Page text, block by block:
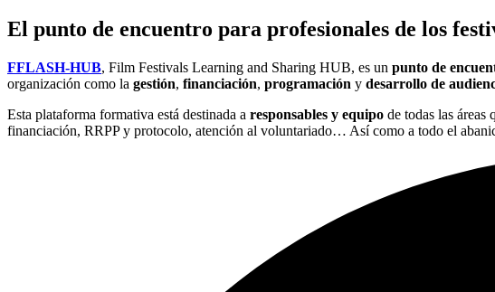
El punto de encuentro para profesionales de los
FFLASH-HUB, Film Festivals Learning and Sharing HUB, es un punto de
organización como la gestión, financiación, programación y desarrollo de
Esta plataforma formativa está destinada a responsables y equipo de todas las
financiación, RRPP y protocolo, atención al voluntariado… Así como a todo el